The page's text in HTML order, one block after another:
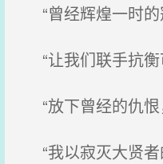
“曾经辉煌一时的
“让我们联手抗衡
“放下曾经的仇恨
“我以寂灭大贤者